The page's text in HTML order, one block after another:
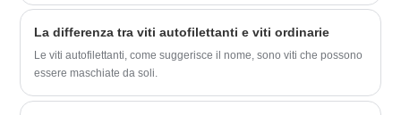
pressione moderata sull'interfaccia di contatto a causa delle sue
proprietà del materiale, che farà sì che il dado subisca una
deformazione elastica sottile ed efficace nelle direzioni assiale e
La differenza tra viti autofilettanti e viti ordinarie
Le viti autofilettanti, come suggerisce il nome, sono viti che possono
essere maschiate da soli.